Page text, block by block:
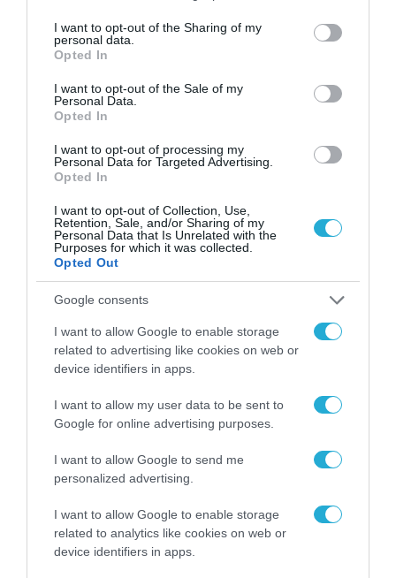
not limited to your visit or usage behaviour. You may click to
grant or deny consent to Google and its third-party tags to
use your data for below specified purposes in below Google
consent section.
I want to opt-out of the Sharing of my
personal data.
Opted In
I want to opt-out of the Sale of my
Personal Data.
Opted In
I want to opt-out of processing my
Personal Data for Targeted Advertising.
Opted In
I want to opt-out of Collection, Use,
Retention, Sale, and/or Sharing of my
Personal Data that Is Unrelated with the
Purposes for which it was collected.
Opted Out
Google consents
I want to allow Google to enable storage
related to advertising like cookies on web or
device identifiers in apps.
I want to allow my user data to be sent to
Google for online advertising purposes.
I want to allow Google to send me
personalized advertising.
I want to allow Google to enable storage
related to analytics like cookies on web or
device identifiers in apps.
των παιδιών στο
διαδίκτυο
ΑΑΔΕ: Διευκρινίσεις
παραβάσεις που
αφορούν τους ΦΗΜ
31.07.2026
Σ. Καλαφάτης: «Η
Τεχνητή Νοημοσύνη
νέα τεχνολογία, είναι
μια νέα βιομηχανική
επανάσταση»
31.07.2026
Νέος οδηγός του ΕΚΤ
για τη χρηματοδότηση
των ελληνικών
επιχειρήσεων στον
χώρο της άμυνας
Η πιο ταξιδιάρικη
βαλίτσα του φετινού
υπογραφή της Xiaomi
31.07.2026
ΟΛΗ Η ΡΟΗ ΕΙΔΗΣΕΩΝ